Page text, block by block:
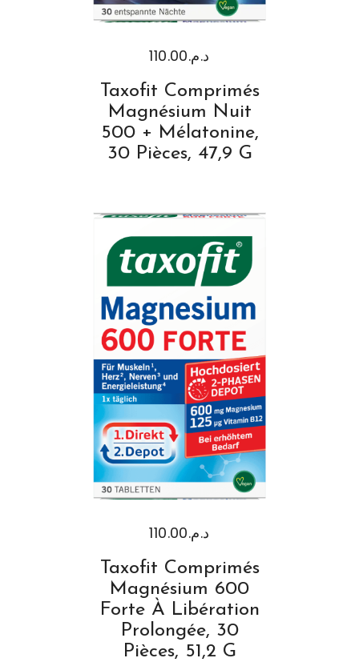
د.م.110.00
Taxofit Comprimés
Magnésium Nuit
500 + Mélatonine,
30 Pièces, 47,9 G
د.م.110.00
Taxofit Comprimés
Magnésium 600
Forte À Libération
Prolongée, 30
Pièces, 51,2 G